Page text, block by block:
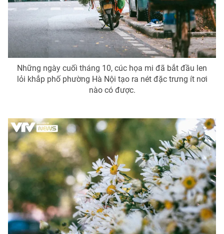
Hậu trường
Nhân vật
Khán giả
Giải sao mai
Điện ảnh
Âm nhạc
Sao
Đời sống
Du lịch
Làm đẹp
Chất lượng cuộc sống
Giáo dục
Tuyển sinh
Công nghệ
Sản phẩm
Thị trường
Tư vấn
Lịch phát sóng
Chuyên mục khác
Emagazine Podcast
Photo Infographic
Những ngày cuối tháng 10, cúc họa mi đã bắt đầu len
lỏi khắp phố phường Hà Nội tạo ra nét đặc trưng ít nơi
nào có được.